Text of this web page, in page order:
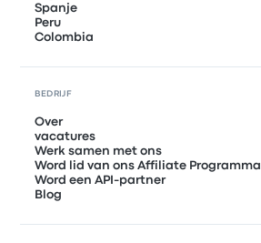
Spanje
Peru
Colombia
BEDRIJF
Over
vacatures
Werk samen met ons
Word lid van ons Affiliate Programma
Word een API-partner
Blog